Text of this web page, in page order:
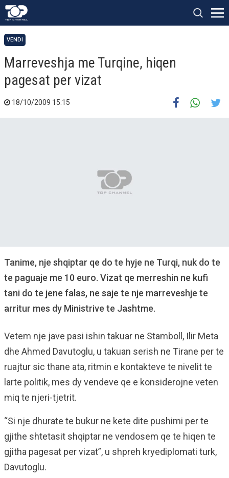
VENDI
Marreveshja me Turqine, hiqen
pagesat per vizat
18/10/2009 15:15
Tanime, nje shqiptar qe do te hyje ne Turqi, nuk do te
te paguaje me 10 euro. Vizat qe merreshin ne kufi
tani do te jene falas, ne saje te nje marreveshje te
arritur mes dy Ministrive te Jashtme.
Vetem nje jave pasi ishin takuar ne Stamboll, Ilir Meta
dhe Ahmed Davutoglu, u takuan serish ne Tirane per te
ruajtur sic thane ata, ritmin e kontakteve te nivelit te
larte politik, mes dy vendeve qe e konsiderojne veten
miq te njeri-tjetrit.
“Si nje dhurate te bukur ne kete dite pushimi per te
gjithe shtetasit shqiptar ne vendosem qe te hiqen te
gjitha pagesat per vizat”, u shpreh kryediplomati turk,
Davutoglu.